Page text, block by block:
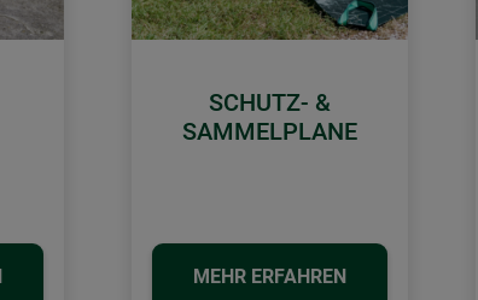
SCHUTZ- &
SAMMELPLANE
MEHR ERFAHREN